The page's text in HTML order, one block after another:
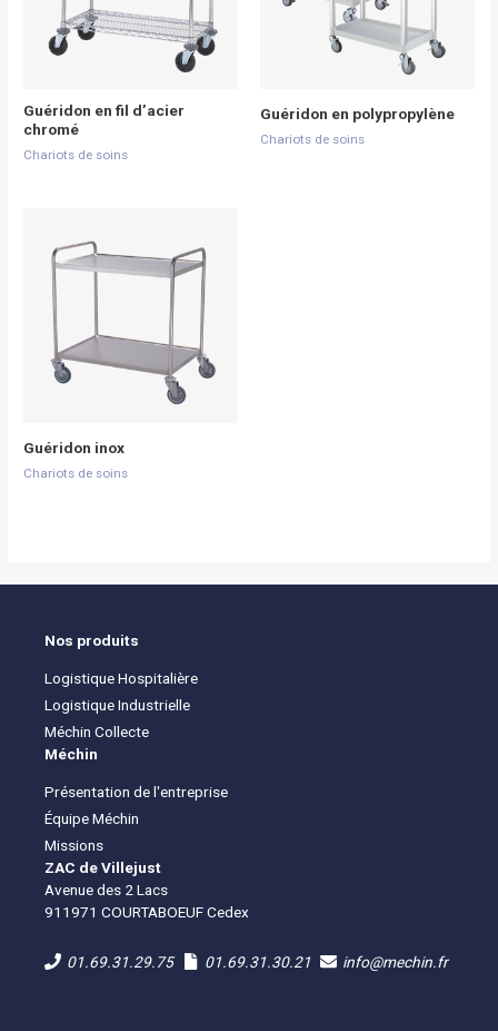
Guéridon en fil d’acier
chromé
Chariots de soins
Guéridon en polypropylène
Chariots de soins
Guéridon inox
Chariots de soins
Nos produits
Logistique Hospitalière
Logistique Industrielle
Méchin Collecte
Méchin
Présentation de l'entreprise
Équipe Méchin
Missions
ZAC de Villejust
Avenue des 2 Lacs
911971 COURTABOEUF Cedex
01.69.31.29.75 01.69.31.30.21 info@mechin.fr